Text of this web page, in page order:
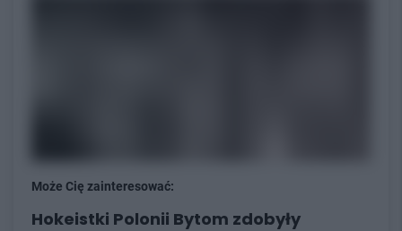
Może Cię zainteresować:
Hokeistki Polonii Bytom zdobyły